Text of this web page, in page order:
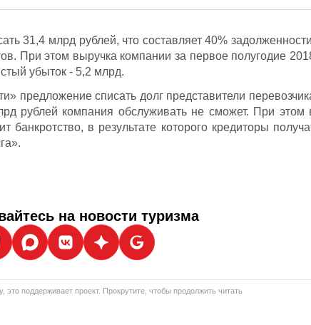
31,4 млрд рублей, что составляет 40%
При этом выручка компании за первое полугодие
убыток - 5,2 млрд.
предложение списать долг представители
рублей компания обслуживать не сможет. При этом
банкротство, в результате которого кредиторы
на новости туризма
это поддерживает проект. Прокрутите, чтобы продолжить читать